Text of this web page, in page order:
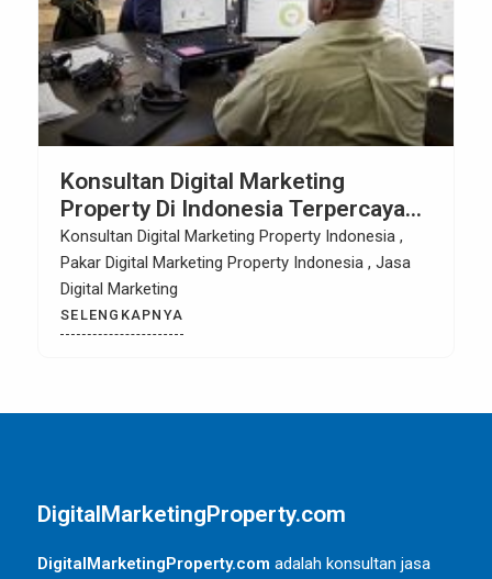
Konsultan Digital Marketing
Property Di Indonesia Terpercaya
Sejak 2013
Konsultan Digital Marketing Property Indonesia ,
Pakar Digital Marketing Property Indonesia , Jasa
Digital Marketing
SELENGKAPNYA
DigitalMarketingProperty.com
DigitalMarketingProperty.com adalah konsultan jasa